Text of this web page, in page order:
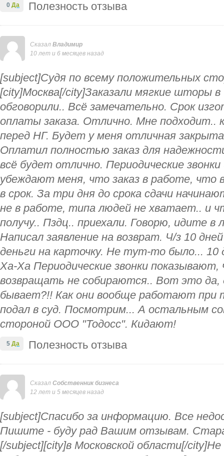
Полезность отзыва
0 Да
Сказал Владимир
10 лет и 6 месяцев назад
[subject]Судя по всему положительных
[city]Москва[/city]Заказали мягкие шторы
обговорили.. Всё замечательно. Срок
оплаты заказа. Отлично. Мне подходит..
перед НГ. Будет у меня отличная
Оплатил полностью заказ для
всё будет отлично. Периодические
убеждают меня, что заказ в работе, что
в срок. За три дня до срока сдачи
не в работе, типа людей не хватает.. и
получу.. Пздц.. приехали. Говорю, идите в
Написал заявление на возврат. Ч/з 10
деньги на карточку. Не тут-то было... 10
Ха-Ха Периодические звонки показывают,
возвращать не собираются.. Вот это
бывает?!! Как они вообще работают при
подал в суд. Посмотрим... А остальным
стороной OOO "Тодосс". Кидают!
Полезность отзыва
5 Да
Сказал Собственник бизнеса
12 лет и 5 месяцев назад
[subject]Спасибо за информацию. Все
Пишите - буду рад Вашим отзывам.
[/subject][city]в Московской области[/